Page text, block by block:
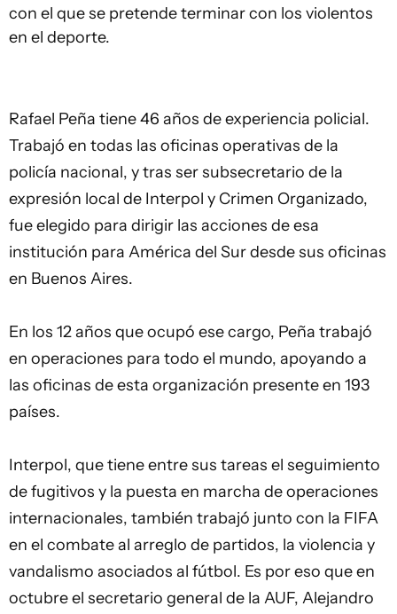
con el que se pretende terminar con los violentos
en el deporte.
Rafael Peña tiene 46 años de experiencia policial.
Trabajó en todas las oficinas operativas de la
policía nacional, y tras ser subsecretario de la
expresión local de Interpol y Crimen Organizado,
fue elegido para dirigir las acciones de esa
institución para América del Sur desde sus oficinas
en Buenos Aires.
En los 12 años que ocupó ese cargo, Peña trabajó
en operaciones para todo el mundo, apoyando a
las oficinas de esta organización presente en 193
países.
Interpol, que tiene entre sus tareas el seguimiento
de fugitivos y la puesta en marcha de operaciones
internacionales, también trabajó junto con la FIFA
en el combate al arreglo de partidos, la violencia y
vandalismo asociados al fútbol. Es por eso que en
octubre el secretario general de la AUF, Alejandro